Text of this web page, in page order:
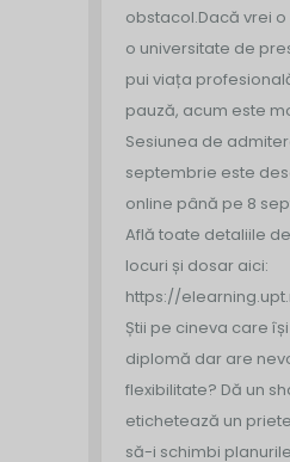
obstacol.Dacă vrei
o universitate de
pui viața
pauză, acum este
Sesiunea de
septembrie este
online până pe 8
Află toate detaliile
locuri și dosar aici:
https://
Știi pe cineva care
diplomă dar are
flexibilitate? Dă un
etichetează un
să-i schimbi